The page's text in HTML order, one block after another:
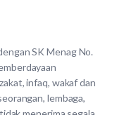
SK Menag No.
infaq, wakaf dan
lembaga,